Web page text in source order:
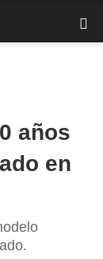
años
en